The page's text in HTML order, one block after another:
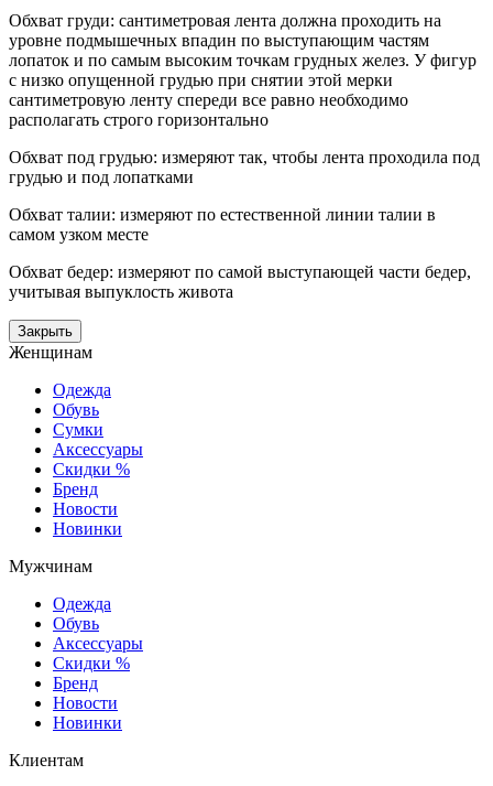
Обхват груди: сантиметровая лента должна проходить на
уровне подмышечных впадин по выступающим частям
лопаток и по самым высоким точкам грудных желез. У фигур
с низко опущенной грудью при снятии этой мерки
сантиметровую ленту спереди все равно необходимо
располагать строго горизонтально
Обхват под грудью: измеряют так, чтобы лента проходила под
грудью и под лопатками
Обхват талии: измеряют по естественной линии талии в
самом узком месте
Обхват бедер: измеряют по самой выступающей части бедер,
учитывая выпуклость живота
Закрыть
Женщинам
Одежда
Обувь
Сумки
Аксессуары
Скидки %
Бренд
Новости
Новинки
Мужчинам
Одежда
Обувь
Аксессуары
Скидки %
Бренд
Новости
Новинки
Клиентам